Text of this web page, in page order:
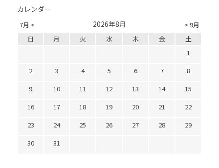
カレンダー
7月 < > 9月
2026年8月
日 月 火 水 木 金
土
1
2
3 4 5 6 7
8
9
10 11 12 13 14
15
16
17 18 19 20 21
22
23
24 25 26 27 28
29
30
31